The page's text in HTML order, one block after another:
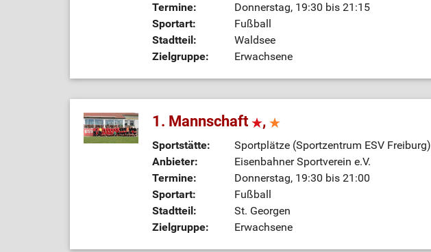
Termine:
Donnerstag, 19:30 bis 21:15
Sportart:
Fußball
Stadtteil:
Waldsee
Zielgruppe:
Erwachsene
1. Mannschaft ,
Sportstätte:
Sportplätze (Sportzentrum ESV Freiburg)
Anbieter:
Eisenbahner Sportverein e.V.
Termine:
Donnerstag, 19:30 bis 21:00
Sportart:
Fußball
Stadtteil:
St. Georgen
Zielgruppe:
Erwachsene